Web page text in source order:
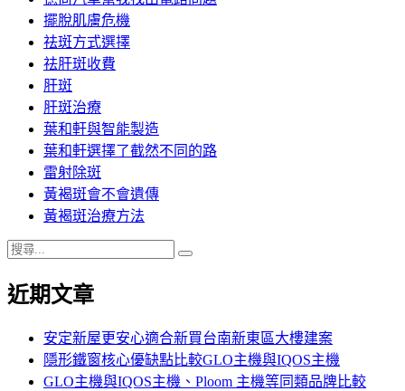
擺脫肌膚危機
祛斑方式選擇
祛肝斑收費
肝斑
肝斑治療
葉和軒與智能製造
葉和軒選擇了截然不同的路
雷射除斑
黃褐斑會不會遺傳
黃褐斑治療方法
搜
關
近期文章
安定新屋更安心適合新買台南新東區大樓建案
隱形鐵窗核心優缺點比較GLO主機與IQOS主機
GLO主機與IQOS主機、Ploom 主機等同類品牌比較